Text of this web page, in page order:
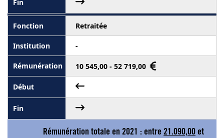
Retraitée
-
10 545,00 - 52 719,00
Rémunération totale en 2021 : entre 21.090,00 et